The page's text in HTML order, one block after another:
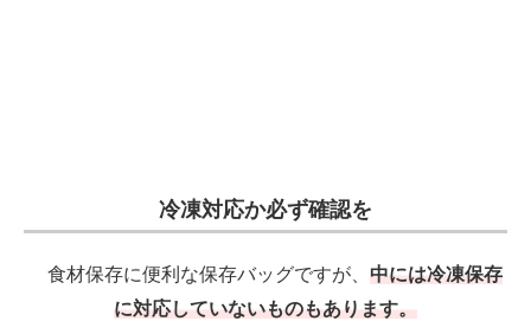
冷凍対応か必ず確認を
食材保存に便利な保存バッグですが、 中には冷凍保存
に対応していないものもあります。